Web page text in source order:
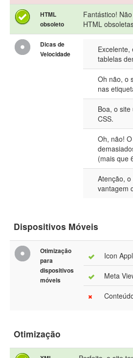
HTML
obsoleto
Fantástico!
HTML
Dicas de
Velocidade
Excelente,
tablelas
Oh não, o
nas
Boa, o
CSS.
Oh, não!
(mais que
Atenção,
vantagem
Dispositivos Móveis
Otimização
para
dispositivos
móveis
Icon
Meta
Otimização